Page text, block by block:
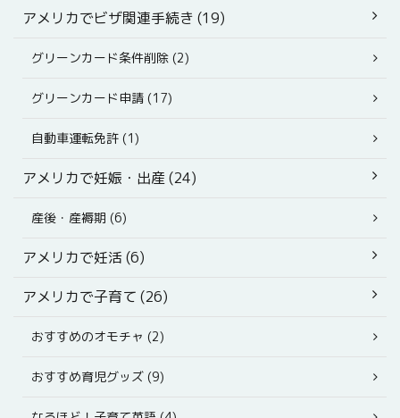
アメリカでビザ関連手続き (19)
グリーンカード条件削除 (2)
グリーンカード申請 (17)
自動車運転免許 (1)
アメリカで妊娠・出産 (24)
産後・産褥期 (6)
アメリカで妊活 (6)
アメリカで子育て (26)
おすすめのオモチャ (2)
おすすめ育児グッズ (9)